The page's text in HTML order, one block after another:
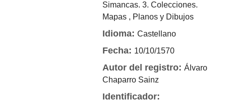
Simancas. 3. Colecciones.
Mapas , Planos y Dibujos
Idioma:Castellano
Fecha: 10/10/1570
Autor del registro:Álvaro
Chaparro Sainz
Identificador: